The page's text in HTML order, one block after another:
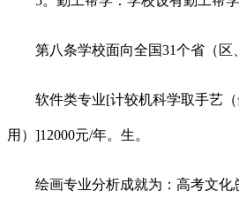
第八条学校面向全国31个省（区、
软件类专业[计较机科学取手艺（
用）]12000元/年。生。
绘画专业分析成就为：高考文化总